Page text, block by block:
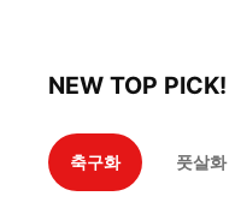
NEW TOP PICK!
축구화 풋살화